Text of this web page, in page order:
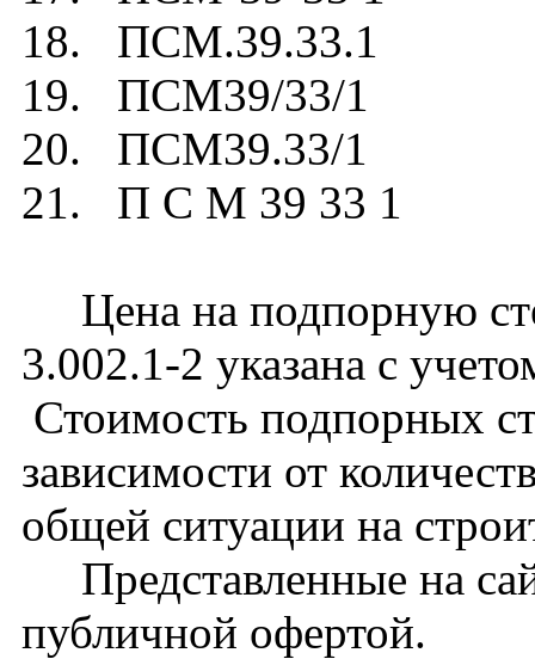
18. ПСМ.39.33.1
19. ПСМ39/33/1
20. ПСМ39.33/1
21. П С М 39 33 1
Цена на подпорную
3.002.1-2 указана с
Стоимость подпорных
зависимости от
общей ситуации на
Представленные на
публичной офертой.